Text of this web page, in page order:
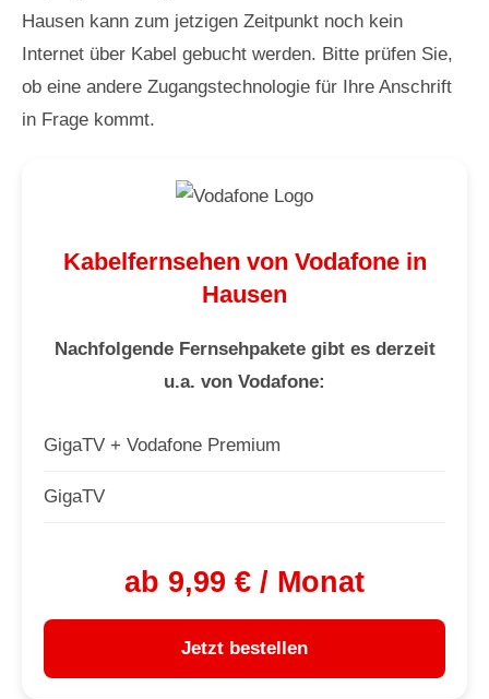
Hausen kann zum jetzigen Zeitpunkt noch kein
Internet über Kabel gebucht werden. Bitte prüfen Sie,
ob eine andere Zugangstechnologie für Ihre Anschrift
in Frage kommt.
Kabelfernsehen von Vodafone in
Hausen
Nachfolgende Fernsehpakete gibt es derzeit
u.a. von Vodafone:
GigaTV + Vodafone Premium
GigaTV
ab 9,99 € / Monat
Jetzt bestellen